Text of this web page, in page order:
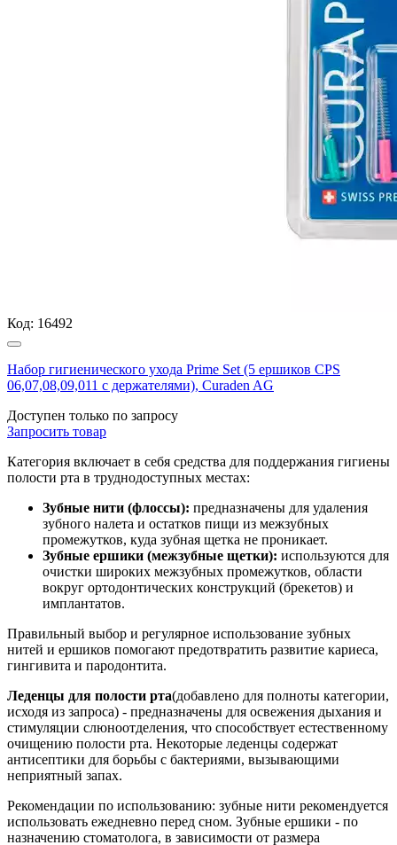
Код: 16492
Набор гигиенического ухода Prime Set (5 ершиков CPS
06,07,08,09,011 с держателями), Curaden AG
Доступен только по запросу
Запросить товар
Категория включает в себя средства для поддержания гигиены
полости рта в труднодоступных местах:
Зубные нити (флоссы): предназначены для удаления
зубного налета и остатков пищи из межзубных
промежутков, куда зубная щетка не проникает.
Зубные ершики (межзубные щетки): используются для
очистки широких межзубных промежутков, области
вокруг ортодонтических конструкций (брекетов) и
имплантатов.
Правильный выбор и регулярное использование зубных
нитей и ершиков помогают предотвратить развитие кариеса,
гингивита и пародонтита.
Леденцы для полости рта(добавлено для полноты категории,
исходя из запроса) - предназначены для освежения дыхания и
стимуляции слюноотделения, что способствует естественному
очищению полости рта. Некоторые леденцы содержат
антисептики для борьбы с бактериями, вызывающими
неприятный запах.
Рекомендации по использованию: зубные нити рекомендуется
использовать ежедневно перед сном. Зубные ершики - по
назначению стоматолога, в зависимости от размера